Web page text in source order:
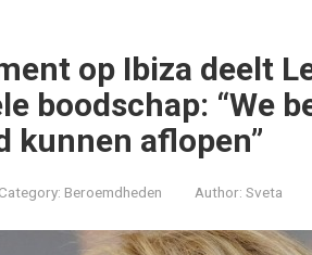
op Ibiza deelt
boodschap: “We
kunnen aflopen”
Category: Beroemdheden Author: Sveta